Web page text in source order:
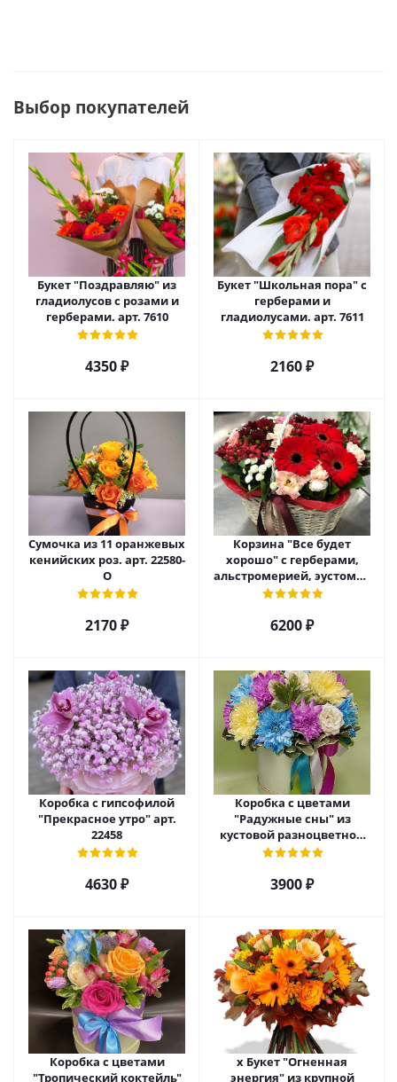
Выбор покупателей
Букет "Поздравляю" из
гладиолусов с розами и
герберами. арт. 7610
4350 ₽
Букет "Школьная пора" с
герберами и
гладиолусами. арт. 7611
2160 ₽
Сумочка из 11 оранжевых
кенийских роз. арт. 22580-
О
2170 ₽
Корзина "Все будет
хорошо" с герберами,
альстромерией, эустомой
и хризантемой арт. 22461
6200 ₽
Коробка с гипсофилой
"Прекрасное утро" арт.
22458
4630 ₽
Коробка с цветами
"Радужные сны" из
кустовой разноцветной
хризантемы арт. 22457
3900 ₽
Коробка с цветами
"Тропический коктейль"
х Букет "Огненная
энергия" из крупной